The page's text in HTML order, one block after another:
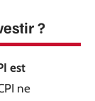
?
est
ne